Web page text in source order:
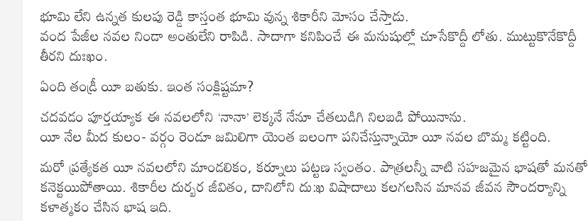
భూమి లేని ఉన్నత కులపు రెడ్డి కాస్తంత భూమి వున్న శికారీని మోసం చేస్తాడు.
వంద పేజీల నవల నిండా అంతులేని రాపిడి. సాదాగా కనిపించే ఈ మనుషుల్లో చూసేకొద్దీ లోతు. ముట్టుకొనేకొద్దీ
తీరని దుఃఖం.
ఏంది తండ్రీ యీ బతుకు. ఇంత సంక్లిష్టమా?
చదవడం పూర్తయ్యాక ఈ నవలలోని ‘నానా’ లెక్కనే నేనూ చేతలుడిగి నిలబడి పోయినాను.
యీ నేల మీద కులం- వర్గం రెండూ జమిలిగా యెంత బలంగా పనిచేస్తున్నాయో యీ నవల బొమ్మ కట్టింది.
మరో ప్రత్యేకత యీ నవలలోని మాండలికం, కర్నూలు పట్టణ స్వంతం. పాత్రలన్నీ వాటి సహజమైన భాషతో మనతో
కనెక్టయిపోతాయి. శికారీల దుర్బర జీవితం, దానిలోని దు:ఖ విషాదాలు కలగలసిన మానవ జీవన సౌందర్యాన్ని
కళాత్మకం చేసిన భాష ఇది.